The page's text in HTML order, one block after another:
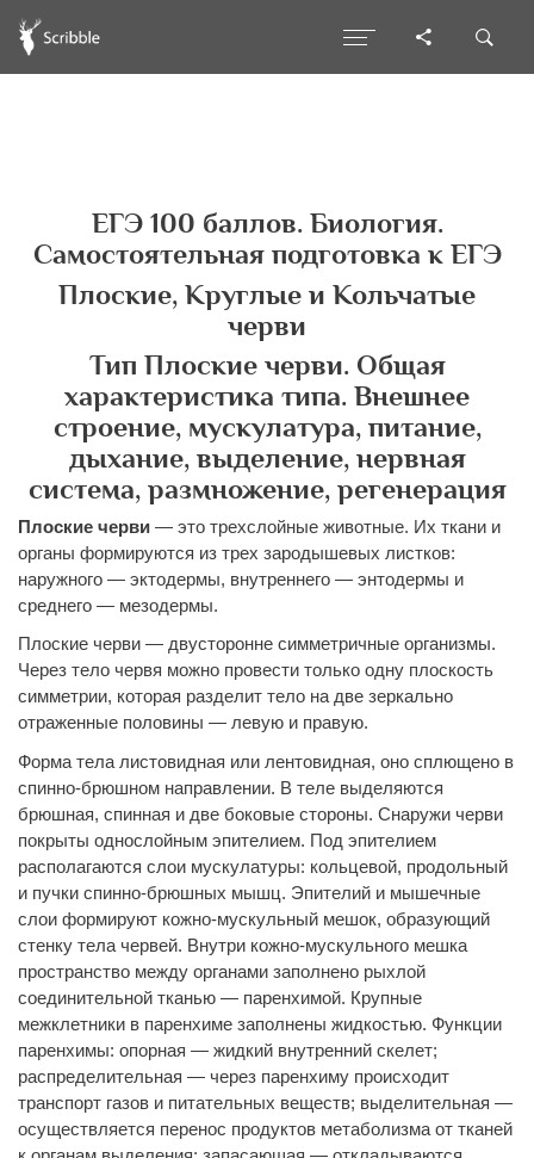
ЕГЭ 100 баллов. Биология.
Самостоятельная подготовка к ЕГЭ
Плоские, Круглые и Кольчатые
черви
Тип Плоские черви. Общая
характеристика типа. Внешнее
строение, мускулатура, питание,
дыхание, выделение, нервная
система, размножение, регенерация
Плоские черви — это трехслойные животные. Их ткани и
органы формируются из трех зародышевых листков:
наружного — эктодермы, внутреннего — энтодермы и
среднего — мезодермы.
Плоские черви — двусторонне симметричные организмы.
Через тело червя можно провести только одну плоскость
симметрии, которая разделит тело на две зеркально
отраженные половины — левую и правую.
Форма тела листовидная или лентовидная, оно сплющено в
спинно-брюшном направлении. В теле выделяются
брюшная, спинная и две боковые стороны. Снаружи черви
покрыты однослойным эпителием. Под эпителием
располагаются слои мускулатуры: кольцевой, продольный
и пучки спинно-брюшных мышц. Эпителий и мышечные
слои формируют кожно-мускульный мешок, образующий
стенку тела червей. Внутри кожно-мускульного мешка
пространство между органами заполнено рыхлой
соединительной тканью — паренхимой. Крупные
межклетники в паренхиме заполнены жидкостью. Функции
паренхимы: опорная — жидкий внутренний скелет;
распределительная — через паренхиму происходит
транспорт газов и питательных веществ; выделительная —
осуществляется перенос продуктов метаболизма от тканей